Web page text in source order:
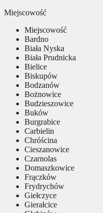
Miejscowość
Miejscowość
Bardno
Biała Nyska
Biała Prudnicka
Bielice
Biskupów
Bodzanów
Bożnowice
Budzieszowice
Buków
Burgrabice
Carbielin
Chróścina
Cieszanowice
Czarnolas
Domaszkowice
Frączków
Frydrychów
Giełczyce
Gierałcice